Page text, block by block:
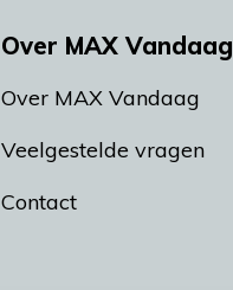
Over MAX Vandaag
Over MAX Vandaag
Veelgestelde vragen
Contact